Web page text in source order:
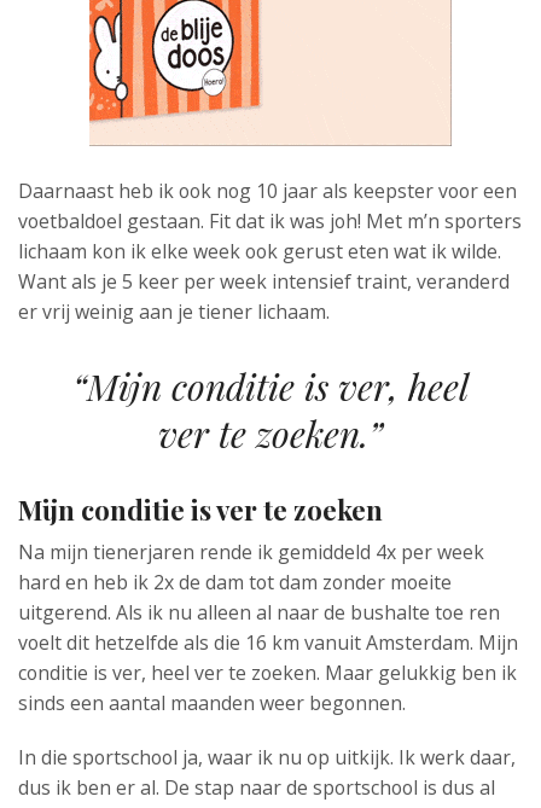
Daarnaast heb ik ook nog 10 jaar als keepster voor een
voetbaldoel gestaan. Fit dat ik was joh! Met m’n sporters
lichaam kon ik elke week ook gerust eten wat ik wilde.
Want als je 5 keer per week intensief traint, veranderd
er vrij weinig aan je tiener lichaam.
“Mijn conditie is ver, heel
ver te zoeken.”
Mijn conditie is ver te zoeken
Na mijn tienerjaren rende ik gemiddeld 4x per week
hard en heb ik 2x de dam tot dam zonder moeite
uitgerend. Als ik nu alleen al naar de bushalte toe ren
voelt dit hetzelfde als die 16 km vanuit Amsterdam. Mijn
conditie is ver, heel ver te zoeken. Maar gelukkig ben ik
sinds een aantal maanden weer begonnen.
In die sportschool ja, waar ik nu op uitkijk. Ik werk daar,
dus ik ben er al. De stap naar de sportschool is dus al